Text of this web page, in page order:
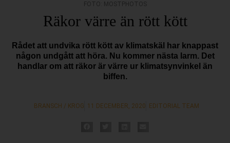
FOTO: MOSTPHOTOS
Räkor värre än rött kött
Rådet att undvika rött kött av klimatskäl har knappast
någon undgått att höra. Nu kommer nästa larm. Det
handlar om att räkor är värre ur klimatsynvinkel än
biffen.
BRANSCH / KROG 11 DECEMBER, 2020 EDITORIAL TEAM